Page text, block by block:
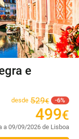
e
desde 529€ 6
499€
a 09/09/2026 de Lisboa